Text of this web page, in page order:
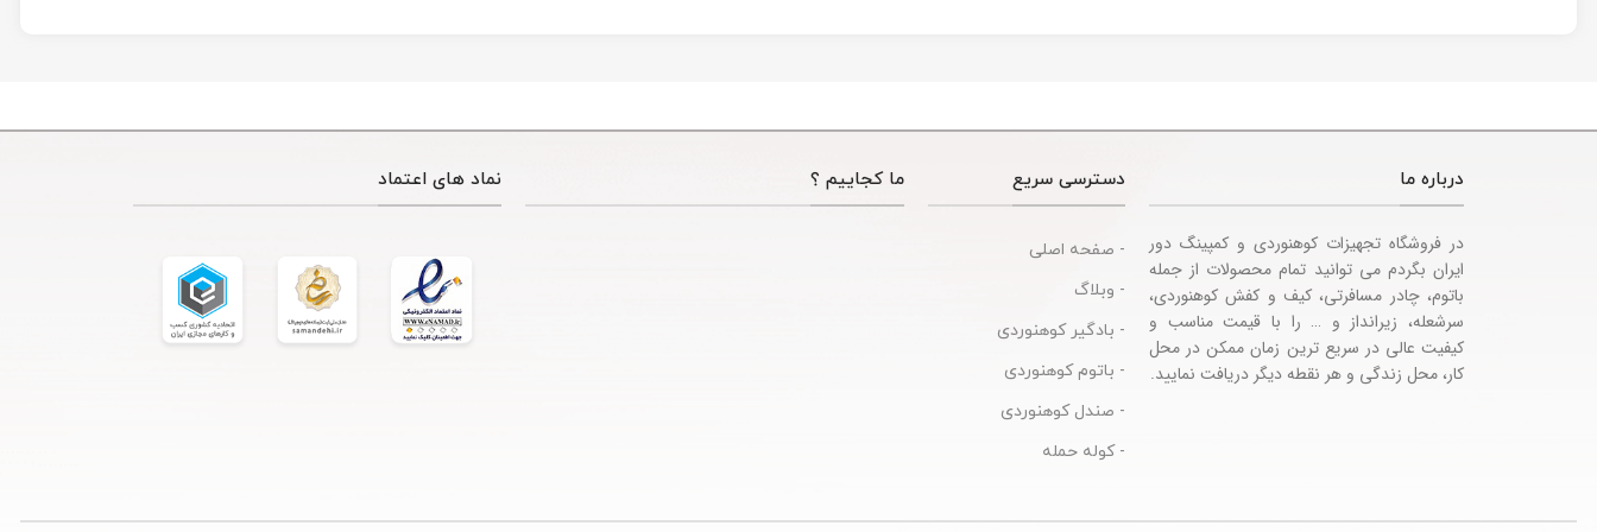
درباره ما
در فروشگاه تجهیزات کوهنوردی و کمپینگ دور
ایران بگردم می توانید تمام محصولات از جمله
باتوم، چادر مسافرتی، کیف و کفش کوهنوردی،
سرشعله، زیرانداز و … را با قیمت مناسب و
کیفیت عالی در سریع ترین زمان ممکن در محل
کار، محل زندگی و هر نقطه دیگر دریافت نمایید.
دسترسی سریع
- صفحه اصلی
- وبلاگ
- بادگیر کوهنوردی
- باتوم کوهنوردی
- صندل کوهنوردی
- کوله حمله
ما کجاییم ؟ نماد های اعتماد